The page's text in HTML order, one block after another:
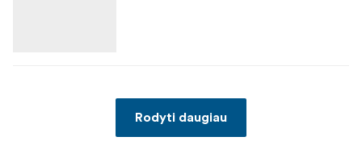
Rodyti daugiau